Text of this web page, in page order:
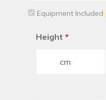
Equipment Included
Height *